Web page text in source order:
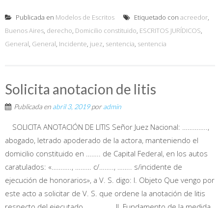
Publicada en Modelos de Escritos Etiquetado con acreedor,
Buenos Aires, derecho, Domicilio constituido, ESCRITOS JURÍDICOS,
General, General, Incidente, juez, sentencia, sentencia
Solicita anotacion de litis
Publicada en abril 3, 2019poradmin
SOLICITA ANOTACIÓN DE LITIS Señor Juez Nacional: …………..,
abogado, letrado apoderado de la actora, manteniendo el
domicilio constituido en …….. de Capital Federal, en los autos
caratulados: «……….., ……… c/…….., …….. s/incidente de
ejecución de honorarios», a V. S. digo: I. Objeto Que vengo por
este acto a solicitar de V. S. que ordene la anotación de litis